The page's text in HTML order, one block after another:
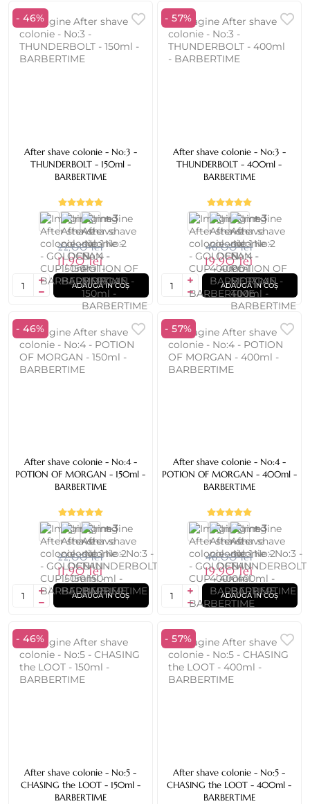
- 46%
After shave colonie - No:3 -
THUNDERBOLT - 150ml -
BARBERTIME
+ 3
22,00 lei
11,90 lei
ADAUGĂ ÎN COȘ
- 57%
After shave colonie - No:3 -
THUNDERBOLT - 400ml -
BARBERTIME
+ 3
46,00 lei
19,90 lei
ADAUGĂ ÎN COȘ
- 46%
After shave colonie - No:4 -
POTION OF MORGAN - 150ml -
BARBERTIME
+ 3
22,00 lei
11,90 lei
ADAUGĂ ÎN COȘ
- 57%
After shave colonie - No:4 -
POTION OF MORGAN - 400ml -
BARBERTIME
+ 3
46,00 lei
19,90 lei
ADAUGĂ ÎN COȘ
- 46%
After shave colonie - No:5 -
CHASING the LOOT - 150ml -
BARBERTIME
- 57%
After shave colonie - No:5 -
CHASING the LOOT - 400ml -
BARBERTIME